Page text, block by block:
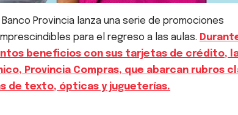
Provincia lanza una serie de promociones
para el regreso a las aulas.
beneficios con sus tarjetas de crédito,
Provincia Compras, que abarcan rubros
de texto, ópticas y jugueterías.